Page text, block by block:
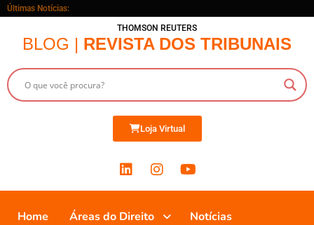
Últimas Notícias:
THOMSON REUTERS
BLOG | REVISTA DOS TRIBUNAIS
Loja Virtual
Home Áreas do Direito Notícias